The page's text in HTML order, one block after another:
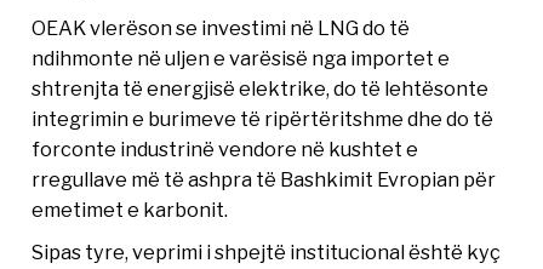
OEAK vlerëson se investimi në LNG do të
ndihmonte në uljen e varësisë nga importet e
shtrenjta të energjisë elektrike, do të lehtësonte
integrimin e burimeve të ripërtëritshme dhe do të
forconte industrinë vendore në kushtet e
rregullave më të ashpra të Bashkimit Evropian për
emetimet e karbonit.
Sipas tyre, veprimi i shpejtë institucional është kyç